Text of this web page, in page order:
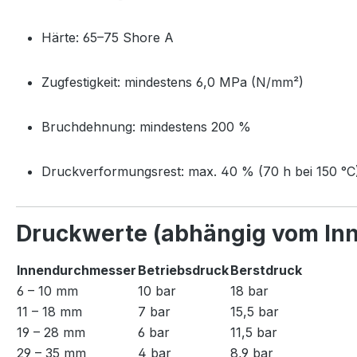
Härte: 65–75 Shore A
Zugfestigkeit: mindestens 6,0 MPa (N/mm²)
Bruchdehnung: mindestens 200 %
Druckverformungsrest: max. 40 % (70 h bei 150
Druckwerte (abhängig vom
Innendurchmesser BetriebsdruckBerstdruck
6 – 10 mm
10 bar
18 bar
11 – 18 mm
7 bar
15,5 bar
19 – 28 mm
6 bar
11,5 bar
29 – 35 mm
4 bar
8,9 bar